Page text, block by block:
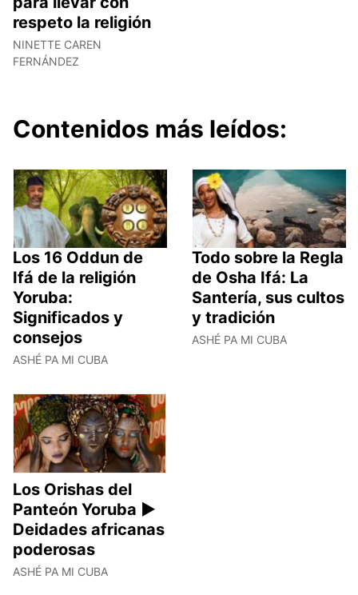
respeto la religión
NINETTE CAREN
FERNÁNDEZ
Contenidos más leídos:
Los 16 Oddun de
Ifá de la religión
Yoruba:
Significados y
consejos
ASHÉ PA MI CUBA
Todo sobre la Regla
de Osha Ifá: La
Santería, sus cultos
y tradición
ASHÉ PA MI CUBA
Los Orishas del
Panteón Yoruba ►
Deidades africanas
poderosas
ASHÉ PA MI CUBA